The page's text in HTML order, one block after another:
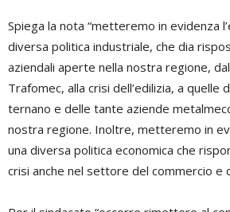
Spiega la nota “metteremo in evidenza
diversa politica industriale, che dia
aziendali aperte nella nostra regione,
Trafomec, alla crisi dell’edilizia, a quelle
ternano e delle tante aziende
nostra regione. Inoltre, metteremo in
una diversa politica economica che
crisi anche nel settore del commercio e